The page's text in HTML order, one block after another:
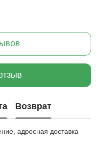
Возврат
адресная доставка